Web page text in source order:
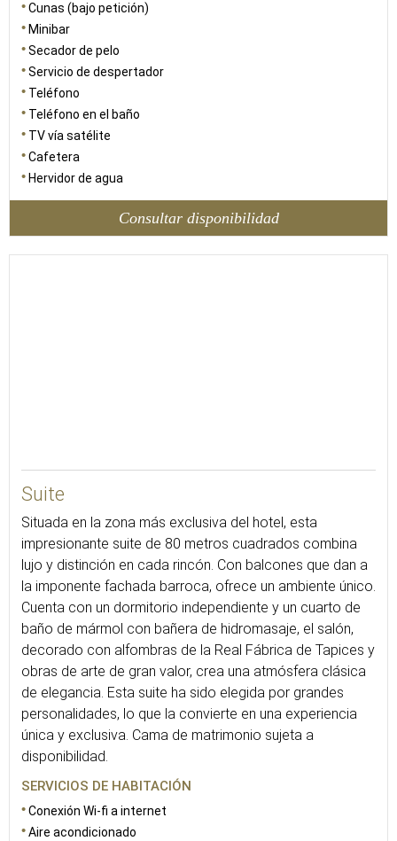
Cunas (bajo petición)
Minibar
Secador de pelo
Servicio de despertador
Teléfono
Teléfono en el baño
TV vía satélite
Cafetera
Hervidor de agua
Consultar disponibilidad
Suite
Situada en la zona más exclusiva del hotel, esta
impresionante suite de 80 metros cuadrados combina
lujo y distinción en cada rincón. Con balcones que dan a
la imponente fachada barroca, ofrece un ambiente único.
Cuenta con un dormitorio independiente y un cuarto de
baño de mármol con bañera de hidromasaje, el salón,
decorado con alfombras de la Real Fábrica de Tapices y
obras de arte de gran valor, crea una atmósfera clásica
de elegancia. Esta suite ha sido elegida por grandes
personalidades, lo que la convierte en una experiencia
única y exclusiva. Cama de matrimonio sujeta a
disponibilidad.
SERVICIOS DE HABITACIÓN
Conexión Wi-fi a internet
Aire acondicionado